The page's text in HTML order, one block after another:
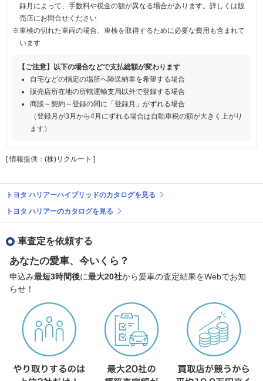
録月によって、手数料や税金の額が異なる場合があります。詳しくは販
売店にお問合せください
※車検の切れた車両の場合、車検を取得するために必要な費用も含まれて
います
【ご注意】以下の場合などで支払総額が変わります
自宅などの指定の場所へ陸送納車を希望する場合
販売店所在地の所轄運輸支局以外で登録する場合
商談～契約～登録の間に「登録月」がずれる場合
（登録月が3月から4月にずれる場合は自動車税の額が大きく上がり
ます）
[ 情報提供：(株)リクルート ]
トヨタ ハリアーハイブリッドのカタログを見る
トヨタ ハリアーのカタログを見る
車査定を依頼する
あなたの愛車、今いくら？
申込み最短3時間後に最大20社から愛車の査定結果をWebでお知
らせ！